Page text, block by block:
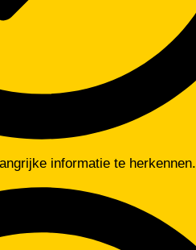
informatie te herkennen.